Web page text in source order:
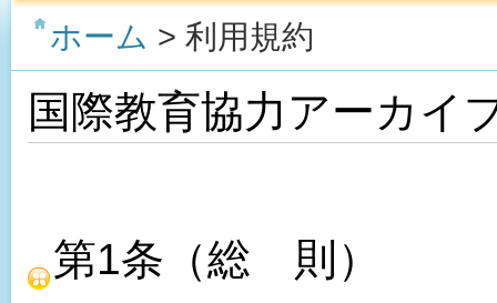
ホーム > 利用規約
国際教育協力アーカイ
第1条（総 則）